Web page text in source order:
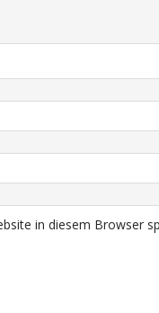
in diesem Browser